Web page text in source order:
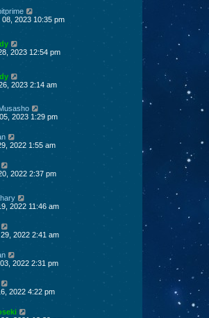
08, 2023 10:35 pm
2023 12:54 pm
2023 2:14 am
2023 1:29 pm
2022 1:55 am
2022 2:37 pm
2022 11:46 am
2022 2:41 am
2022 2:31 pm
2022 4:22 pm